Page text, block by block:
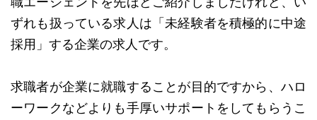
ずれも扱っている求人は「未経験者を積極的に中途
採用」する企業の求人です。
求職者が企業に就職することが目的ですから、ハロ
ーワークなどよりも手厚いサポートをしてもらうこ